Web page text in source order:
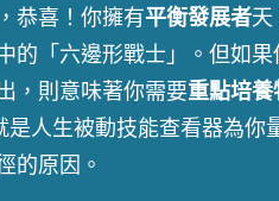
恭喜！你擁有平衡發展者天
的「六邊形戰士」。但如果
，則意味著你需要重點培養
人生被動技能查看器為你
的原因。